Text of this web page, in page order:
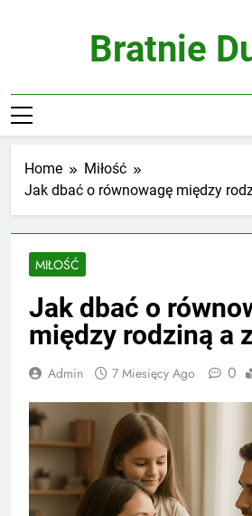
Bratnie
Home
Miłość
Jak dbać o równowagę między
MIŁOŚĆ
Jak dbać o
między rodziną a
Admin 7 Miesięcy Ago 0